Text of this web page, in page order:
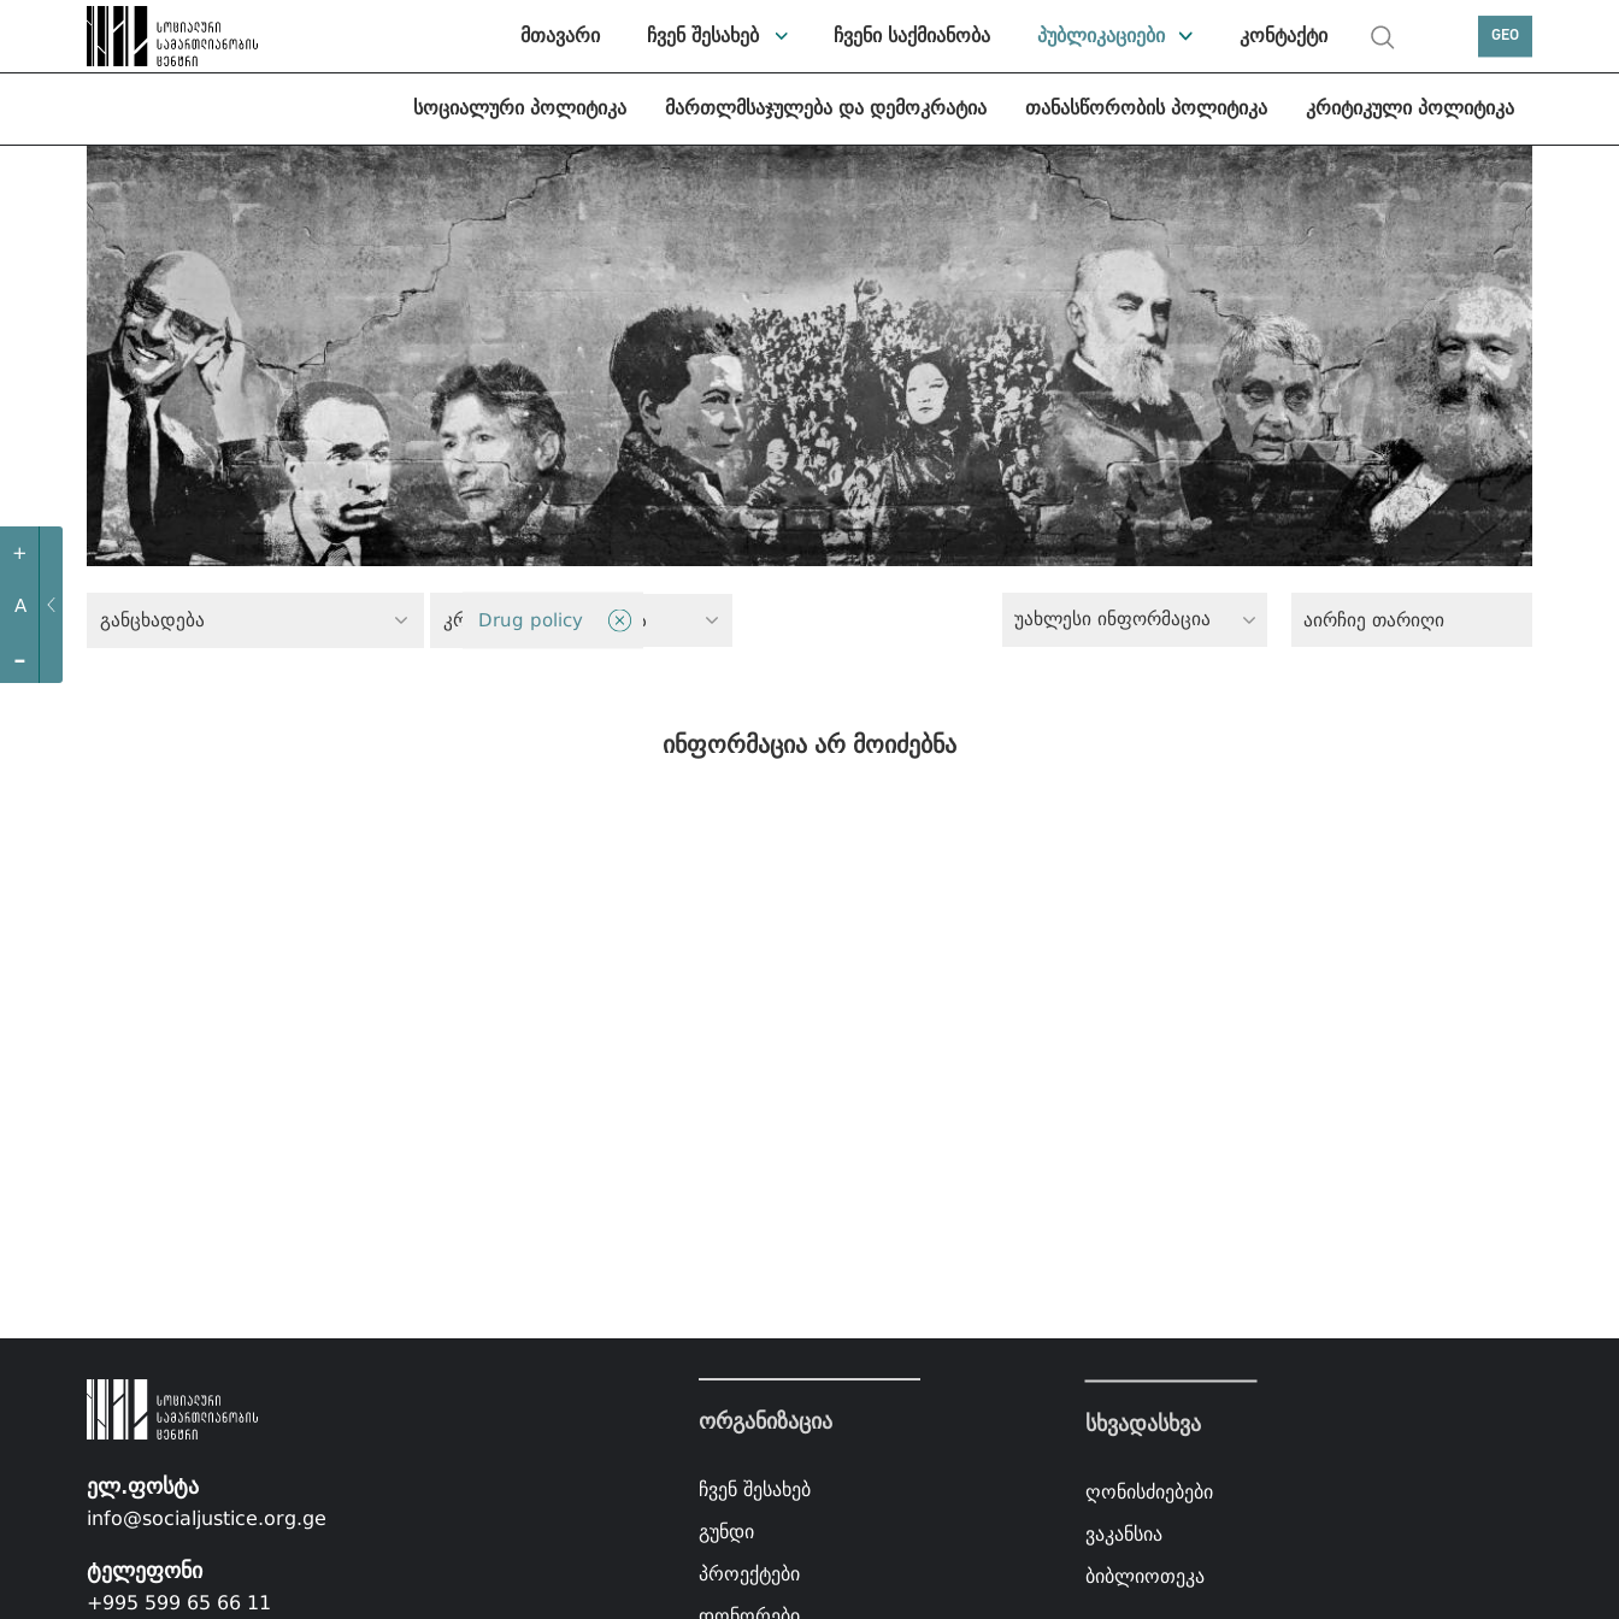
+
A
-
მთავარი ჩვენ შესახებ ჩვენი საქმიანობა პუბლიკაციები კონტაქტი GEO
სოციალური პოლიტიკა მართლმსაჯულება და დემოკრატია თანასწორობის პოლიტიკა კრიტიკული პოლიტიკა
განცხადება კრიტიკული პოლიტიკა
Drug policy უახლესი ინფორმაცია
ინფორმაცია არ მოიძებნა
ელ.ფოსტა
info@socialjustice.org.ge
ტელეფონი
+995 599 65 66 11
ორგანიზაცია
ჩვენ შესახებ
გუნდი
პროექტები
სხვადასხვა
ღონისძიებები
ვაკანსია
ბიბლიოთეკა